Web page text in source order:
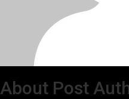
About Post